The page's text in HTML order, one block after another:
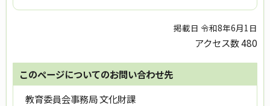
掲載日 令和8年6月1日
アクセス数480
このページについてのお問い合わせ先
教育委員会事務局 文化財課